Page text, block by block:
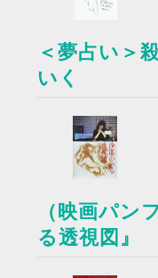
＜夢占い＞
いく
（映画パン
る透視図』